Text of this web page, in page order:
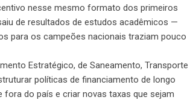
nesse mesmo formato dos primeiros
de resultados de estudos acadêmicos —
para os campeões nacionais traziam pouco
Estratégico, de Saneamento, Transporte
políticas de financiamento de longo
do país e criar novas taxas que sejam